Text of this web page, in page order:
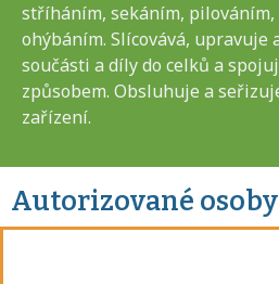
stříháním, sekáním,
ohýbáním. Slícovává, upravuje
součásti a díly do celků a
způsobem. Obsluhuje a
zařízení.
Autorizované osoby